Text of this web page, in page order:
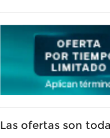
Las ofertas son